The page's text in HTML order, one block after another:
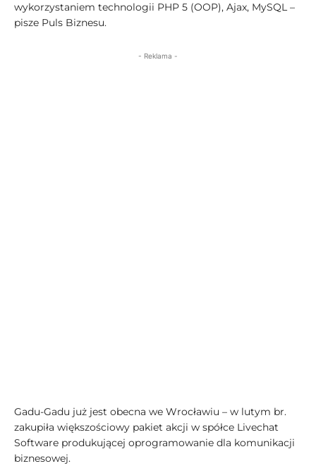
wykorzystaniem technologii PHP 5 (OOP), Ajax, MySQL –
pisze Puls Biznesu.
- Reklama -
Gadu-Gadu już jest obecna we Wrocławiu – w lutym br.
zakupiła większościowy pakiet akcji w spółce Livechat
Software produkującej oprogramowanie dla komunikacji
biznesowej.